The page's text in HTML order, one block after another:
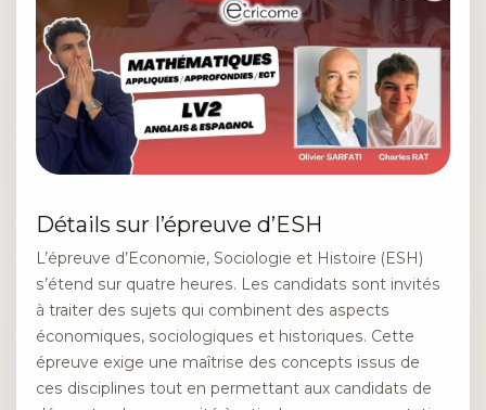
Détails sur l’épreuve d’ESH
L’épreuve d’Economie, Sociologie et Histoire (ESH)
s’étend sur quatre heures. Les candidats sont invités
à traiter des sujets qui combinent des aspects
économiques, sociologiques et historiques. Cette
épreuve exige une maîtrise des concepts issus de
ces disciplines tout en permettant aux candidats de